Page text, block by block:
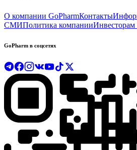
О компании GoPharmКонтакты
СМИПолитика компании
GoPharm в соцсетях